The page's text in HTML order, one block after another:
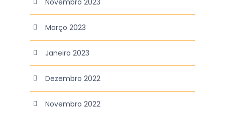
Março 2023
Janeiro 2023
Dezembro 2022
Novembro 2022